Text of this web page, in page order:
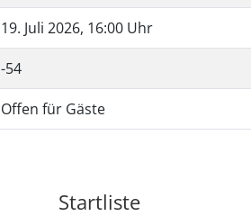
19. Juli 2026, 16:00 Uhr
-54
Offen für Gäste
Startliste